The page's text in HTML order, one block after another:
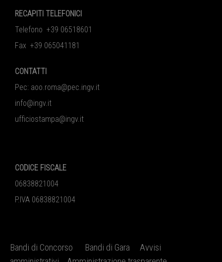
RECAPITI TELEFONICI
Telefono +39 06518601
Fax +39 065041181
CONTATTI
Pec: aoo.roma@pec.ingv.it
info@ingv.it
ufficiostampa@ingv.it
CODICE FISCALE
06838821004
P.IVA 06838821004
Bandi di Concorso Bandi di Gara
Avvisi